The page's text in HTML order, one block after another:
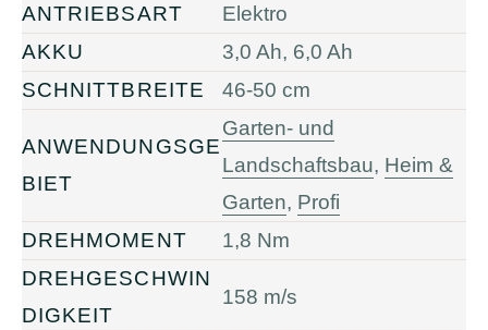
ANTRIEBSART
Elektro
AKKU
3,0 Ah, 6,0 Ah
SCHNITTBREITE
46-50 cm
ANWENDUNGSGE
BIET
Garten- und
Landschaftsbau, Heim &
Garten, Profi
DREHMOMENT
1,8 Nm
DREHGESCHWIN
DIGKEIT
158 m/s